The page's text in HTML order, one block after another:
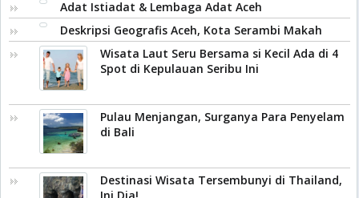
Adat Istiadat & Lembaga Adat Aceh
Deskripsi Geografis Aceh, Kota Serambi Makah
Wisata Laut Seru Bersama si Kecil Ada di 4
Spot di Kepulauan Seribu Ini
Pulau Menjangan, Surganya Para Penyelam
di Bali
Destinasi Wisata Tersembunyi di Thailand,